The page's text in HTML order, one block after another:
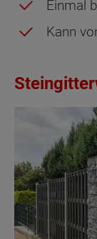
Einmal
Kann